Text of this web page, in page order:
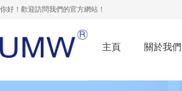
你好！歡迎訪問我們的官方網站！
主頁 關於我們